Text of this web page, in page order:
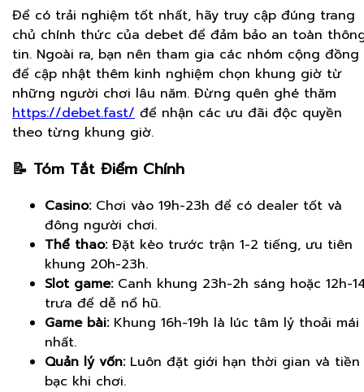
Để có trải nghiệm tốt nhất, hãy truy cập đúng trang
chủ chính thức của debet để đảm bảo an toàn
tin. Ngoài ra, bạn nên tham gia các nhóm cộng đồng
để cập nhật thêm kinh nghiệm chọn khung giờ từ
những người chơi lâu năm. Đừng quên ghé thăm
https://debet.fast/ để nhận các ưu đãi độc quyền
theo từng khung giờ.
📝 Tóm Tắt Điểm Chính
Casino:Chơi vào 19h-23h để có dealer tốt và
đông người chơi.
Thể thao:Đặt kèo trước trận 1-2 tiếng, ưu tiên
khung 20h-23h.
Slot game:Canh khung 23h-2h sáng hoặc 12h-
trưa để dễ nổ hũ.
Game bài:Khung 16h-19h là lúc tâm lý thoải mái
nhất.
Quản lý vốn:Luôn đặt giới hạn thời gian và tiền
bạc khi chơi.